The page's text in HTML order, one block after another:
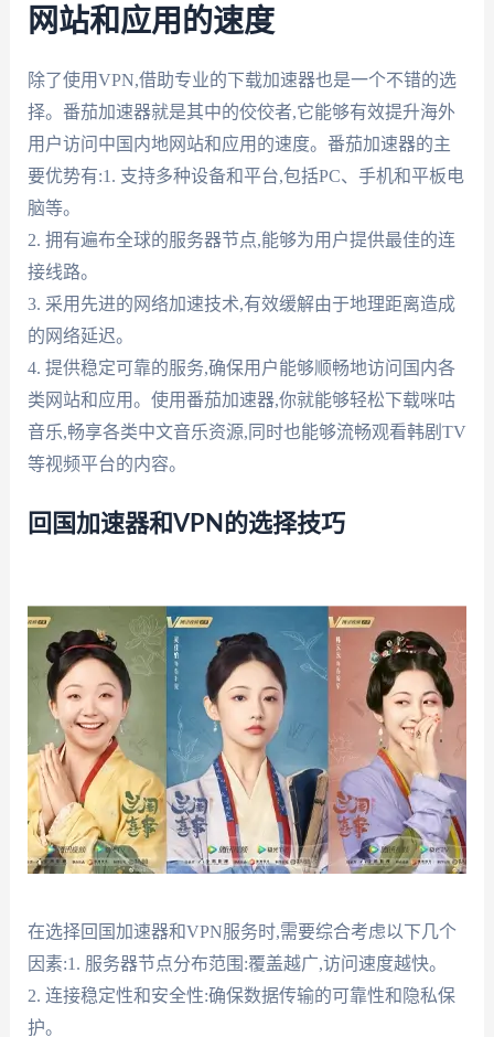
网站和应用的速度
除了使用VPN,借助专业的下载加速器也是一个不错的选
择。番茄加速器就是其中的佼佼者,它能够有效提升海外
用户访问中国内地网站和应用的速度。番茄加速器的主
要优势有:1. 支持多种设备和平台,包括PC、手机和平板电
脑等。
2. 拥有遍布全球的服务器节点,能够为用户提供最佳的连
接线路。
3. 采用先进的网络加速技术,有效缓解由于地理距离造成
的网络延迟。
4. 提供稳定可靠的服务,确保用户能够顺畅地访问国内各
类网站和应用。使用番茄加速器,你就能够轻松下载咪咕
音乐,畅享各类中文音乐资源,同时也能够流畅观看韩剧TV
等视频平台的内容。
回国加速器和VPN的选择技巧
在选择回国加速器和VPN服务时,需要综合考虑以下几个
因素:1. 服务器节点分布范围:覆盖越广,访问速度越快。
2. 连接稳定性和安全性:确保数据传输的可靠性和隐私保
护。